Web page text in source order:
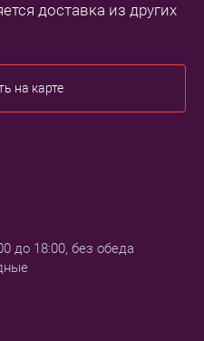
доставка из других
на карте
до 18:00, без обеда